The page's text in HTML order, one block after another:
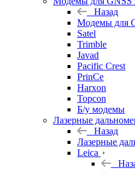
Назад
Модемы для
Satel
Trimble
Javad
Pacific Crest
PrinCe
Harxon
Topcon
Б/у модемы
Лазерные
Назад
Лазерные
Leica